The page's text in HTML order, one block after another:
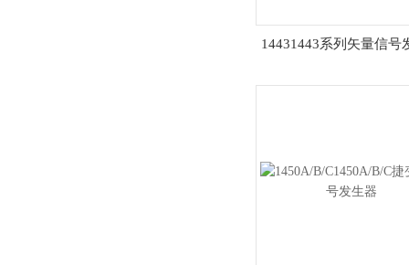
14431443系列矢量信号